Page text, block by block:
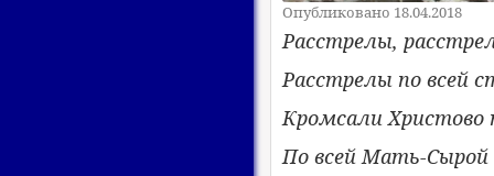
Опубликовано 18.04.2018
Расстрелы,
Расстрелы по всей
Кромсали Христово
По всей Мать-Сырой